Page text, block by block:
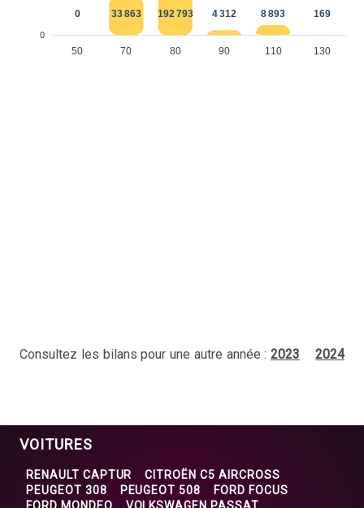
0
0 33 863 192 793 4 312 8 893 169
50 70 80 90 110 130
Consultez les bilans pour une autre année : 2023 2024
VOITURES
RENAULT CAPTUR
CITROËN C5 AIRCROSS
PEUGEOT 308
PEUGEOT 508
FORD FOCUS